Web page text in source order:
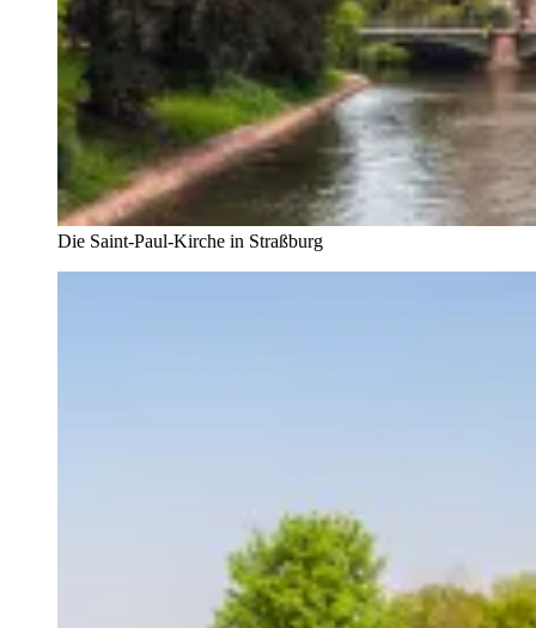
Die Saint-Paul-Kirche in Straßburg